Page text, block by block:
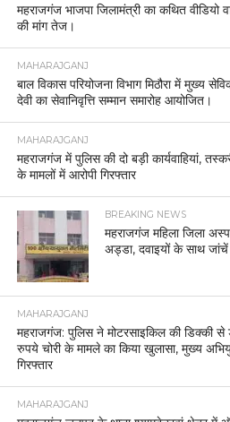
महराजगंज भाजपा जिलामंत्री का कथित वीडियो
की मांग तेज।
MAHARAJGANJ
बाल विकास परियोजना विभाग मिठौरा में मुख्य
देवी का सेवानिवृत्ति सम्मान समारोह आयोजित।
MAHARAJGANJ
महराजगंज में पुलिस की दो बड़ी कार्यवाहियां,
के मामलों में आरोपी गिरफ्तार
BREAKING NEWS
महराजगंज महिला जिला
अड्डा, दवाइयों के साथ जांचें
MAHARAJGANJ
महराजगंज: पुलिस ने मोटरसाइकिल की डिक्की
रुपये चोरी के मामले का किया खुलासा, मुख्य
गिरफ्तार
MAHARAJGANJ